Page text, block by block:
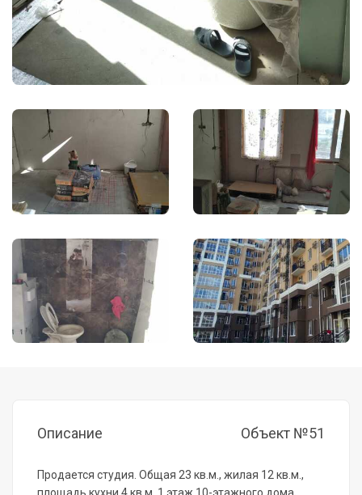
Описание Объект №51
Продается студия. Общая 23 кв.м., жилая 12 кв.м.,